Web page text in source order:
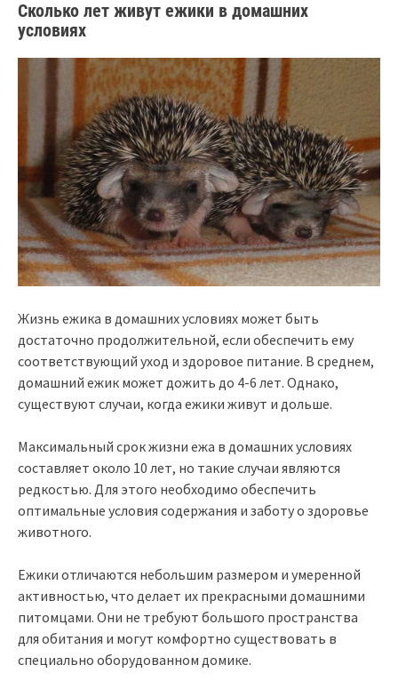
Сколько лет живут ежики в домашних
условиях
Жизнь ежика в домашних условиях может быть
достаточно продолжительной, если обеспечить ему
соответствующий уход и здоровое питание. В среднем,
домашний ежик может дожить до 4-6 лет. Однако,
существуют случаи, когда ежики живут и дольше.
Максимальный срок жизни ежа в домашних условиях
составляет около 10 лет, но такие случаи являются
редкостью. Для этого необходимо обеспечить
оптимальные условия содержания и заботу о здоровье
животного.
Ежики отличаются небольшим размером и умеренной
активностью, что делает их прекрасными домашними
питомцами. Они не требуют большого пространства
для обитания и могут комфортно существовать в
специально оборудованном домике.